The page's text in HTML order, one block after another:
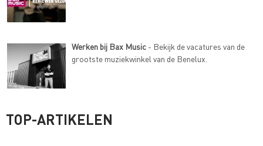
Werken bij Bax Music - Bekijk de vacatures van de
grootste muziekwinkel van de Benelux.
TOP-ARTIKELEN